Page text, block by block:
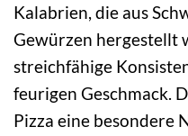
Kalabrien, die aus
Gewürzen hergestellt
streichfähige
feurigen Geschmack.
Pizza eine besondere